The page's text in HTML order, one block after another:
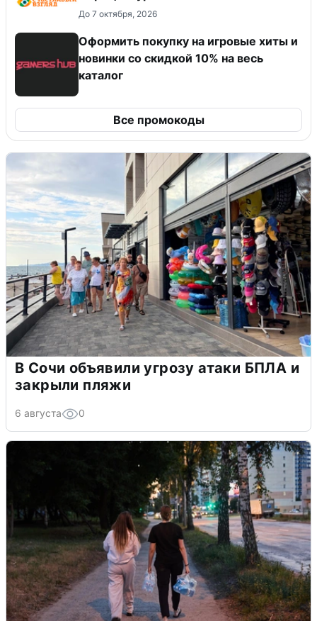
До 7 октября, 2026
Оформить покупку на игровые хиты и
новинки со скидкой 10% на весь
каталог
Все промокоды
В Сочи объявили угрозу атаки БПЛА и
закрыли пляжи
6 августа 0